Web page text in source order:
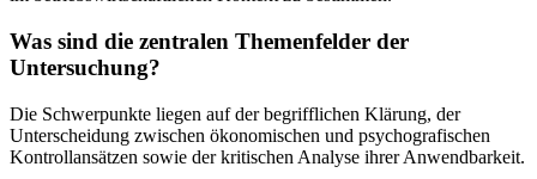
Was sind die zentralen Themenfelder der
Untersuchung?
Die Schwerpunkte liegen auf der begrifflichen Klärung, der
Unterscheidung zwischen ökonomischen und psychografischen
Kontrollansätzen sowie der kritischen Analyse ihrer Anwendbarkeit.